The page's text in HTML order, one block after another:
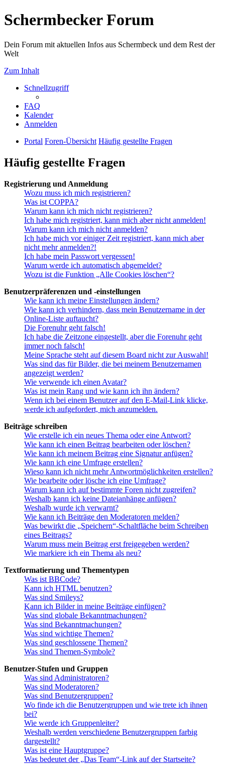
Schermbecker Forum
Dein Forum mit aktuellen Infos aus Schermbeck und dem Rest der
Welt
Zum Inhalt
Schnellzugriff
FAQ
Kalender
Anmelden
Portal Foren-Übersicht Häufig gestellte Fragen
Häufig gestellte Fragen
Registrierung und Anmeldung
Wozu muss ich mich registrieren?
Was ist COPPA?
Warum kann ich mich nicht registrieren?
Ich habe mich registriert, kann mich aber nicht anmelden!
Warum kann ich mich nicht anmelden?
Ich habe mich vor einiger Zeit registriert, kann mich aber
nicht mehr anmelden?!
Ich habe mein Passwort vergessen!
Warum werde ich automatisch abgemeldet?
Wozu ist die Funktion „Alle Cookies löschen“?
Benutzerpräferenzen und -einstellungen
Wie kann ich meine Einstellungen ändern?
Wie kann ich verhindern, dass mein Benutzername in der
Online-Liste auftaucht?
Die Forenuhr geht falsch!
Ich habe die Zeitzone eingestellt, aber die Forenuhr geht
immer noch falsch!
Meine Sprache steht auf diesem Board nicht zur Auswahl!
Was sind das für Bilder, die bei meinem Benutzernamen
angezeigt werden?
Wie verwende ich einen Avatar?
Was ist mein Rang und wie kann ich ihn ändern?
Wenn ich bei einem Benutzer auf den E-Mail-Link klicke,
werde ich aufgefordert, mich anzumelden.
Beiträge schreiben
Wie erstelle ich ein neues Thema oder eine Antwort?
Wie kann ich einen Beitrag bearbeiten oder löschen?
Wie kann ich meinem Beitrag eine Signatur anfügen?
Wie kann ich eine Umfrage erstellen?
Wieso kann ich nicht mehr Antwortmöglichkeiten erstellen?
Wie bearbeite oder lösche ich eine Umfrage?
Warum kann ich auf bestimmte Foren nicht zugreifen?
Weshalb kann ich keine Dateianhänge anfügen?
Weshalb wurde ich verwarnt?
Wie kann ich Beiträge den Moderatoren melden?
Was bewirkt die „Speichern“-Schaltfläche beim Schreiben
eines Beitrags?
Warum muss mein Beitrag erst freigegeben werden?
Wie markiere ich ein Thema als neu?
Textformatierung und Thementypen
Was ist BBCode?
Kann ich HTML benutzen?
Was sind Smileys?
Kann ich Bilder in meine Beiträge einfügen?
Was sind globale Bekanntmachungen?
Was sind Bekanntmachungen?
Was sind wichtige Themen?
Was sind geschlossene Themen?
Was sind Themen-Symbole?
Benutzer-Stufen und Gruppen
Was sind Administratoren?
Was sind Moderatoren?
Was sind Benutzergruppen?
Wo finde ich die Benutzergruppen und wie trete ich ihnen
bei?
Wie werde ich Gruppenleiter?
Weshalb werden verschiedene Benutzergruppen farbig
dargestellt?
Was ist eine Hauptgruppe?
Was bedeutet der „Das Team“-Link auf der Startseite?